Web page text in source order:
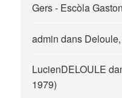
Gers - Escòla
admin dans
LucienDELOULE
1979)